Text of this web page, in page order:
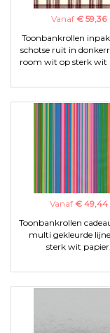
Vanaf € 59,36
Toonbankrollen
schotse ruit in
room wit op sterk wit
Vanaf € 49,44
Toonbankrollen
multi gekleurde
sterk wit papier.